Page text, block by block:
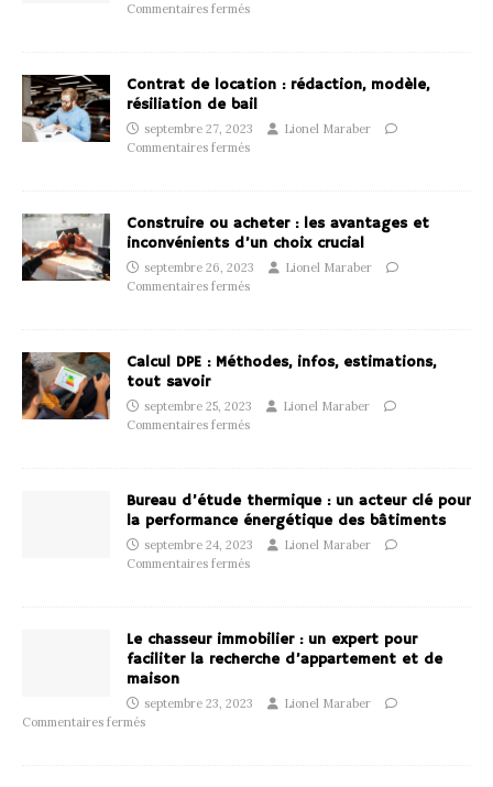
Commentaires fermés
Contrat de location : rédaction, modèle,
résiliation de bail
septembre 27, 2023
Lionel Maraber
Commentaires fermés
Construire ou acheter : les avantages et
inconvénients d’un choix crucial
septembre 26, 2023
Lionel Maraber
Commentaires fermés
Calcul DPE : Méthodes, infos, estimations,
tout savoir
septembre 25, 2023
Lionel Maraber
Commentaires fermés
Bureau d’étude thermique : un acteur clé pour
la performance énergétique des bâtiments
septembre 24, 2023
Lionel Maraber
Commentaires fermés
Le chasseur immobilier : un expert pour
faciliter la recherche d’appartement et de
maison
septembre 23, 2023
Lionel Maraber
Commentaires fermés